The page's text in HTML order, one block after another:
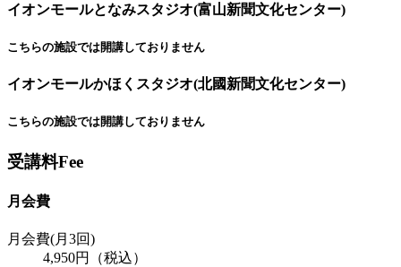
イオンモールとなみスタジオ(富山新聞文化センター)
こちらの施設では開講しておりません
イオンモールかほくスタジオ(北國新聞文化センター)
こちらの施設では開講しておりません
受講料Fee
月会費
月会費(月3回)
4,950円（税込）